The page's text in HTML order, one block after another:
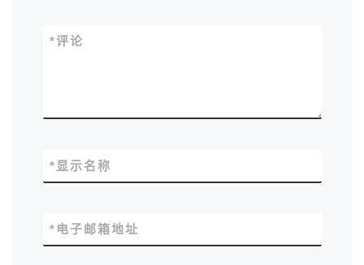
评论
*
显示名称
*
电子邮箱地址
*